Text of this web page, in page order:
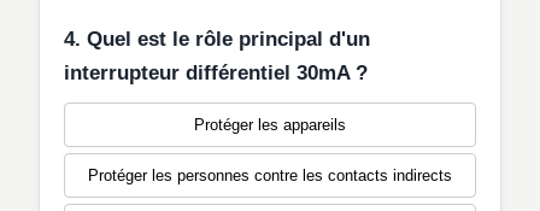
4. Quel est le rôle principal d'un
interrupteur différentiel 30mA ?
Protéger les appareils
Protéger les personnes contre les contacts indirects